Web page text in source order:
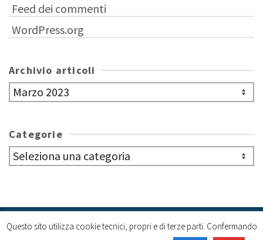
Feed dei commenti
WordPress.org
Archivio articoli
Archivio
articoli
Categorie
Categorie
Cookie policy
Questo sito utilizza cookie tecnici, propri e di terze parti. Confermando